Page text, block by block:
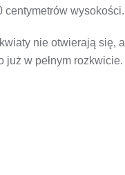
centymetrów wysokości.
nie otwierają się, a
już w pełnym rozkwicie.